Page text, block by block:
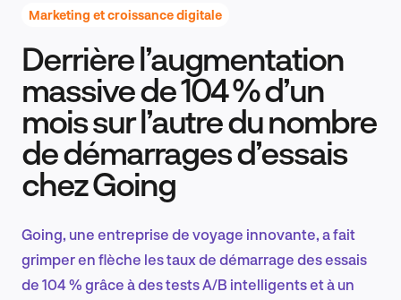
Recherche et conception produit
Tendances sectorielles
EN
Marketing et croissance digitale
Derrière l’augmentation
massive de 104 % d’un
mois sur l’autre du nombre
de démarrages d’essais
chez Going
Going, une entreprise de voyage innovante, a fait
grimper en flèche les taux de démarrage des essais
de 104 % grâce à des tests A/B intelligents et à un